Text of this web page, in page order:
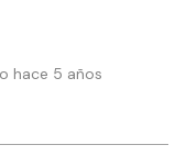
hace 5 años